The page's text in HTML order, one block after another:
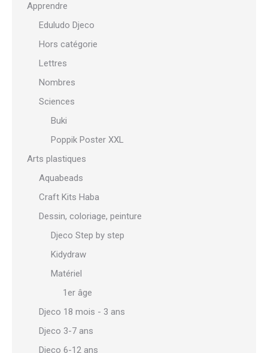
Apprendre
Eduludo Djeco
Hors catégorie
Lettres
Nombres
Sciences
Buki
Poppik Poster XXL
Arts plastiques
Aquabeads
Craft Kits Haba
Dessin, coloriage, peinture
Djeco Step by step
Kidydraw
Matériel
1er âge
Djeco 18 mois - 3 ans
Djeco 3-7 ans
Djeco 6-12 ans